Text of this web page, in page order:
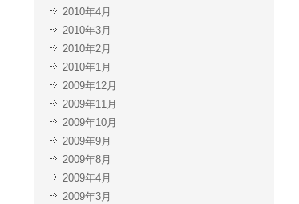
2010年4月
2010年3月
2010年2月
2010年1月
2009年12月
2009年11月
2009年10月
2009年9月
2009年8月
2009年4月
2009年3月